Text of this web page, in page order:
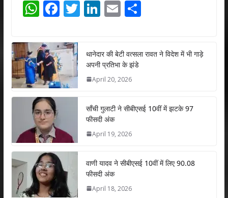
W
at
s
A
p
p
F
e
b
o
o
T
er
Li
e
dI
E
l
S
e
थानेदार की बेटी वत्सला रावत ने विदेश में भी गाड़े
अपनी प्रतिभा के झंडे
April 20, 2026
साँची गुलाटी ने सीबीएसई 10वीं में झटके 97
फीसदी अंक
April 19, 2026
वाणी यादव ने सीबीएसई 10वीं में लिए 90.08
फीसदी अंक
April 18, 2026